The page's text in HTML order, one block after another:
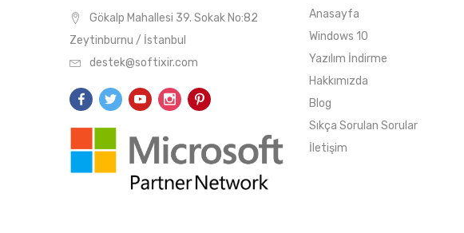
Gökalp Mahallesi 39. Sokak No:82
Zeytinburnu / İstanbul
destek@softixir.com
Anasayfa
Windows 10
Yazılım İndirme
Hakkımızda
Blog
Sıkça Sorulan Sorular
İletişim